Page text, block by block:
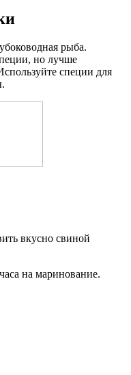
рыба.
но лучше
специи для
вкусно свиной
на маринование.